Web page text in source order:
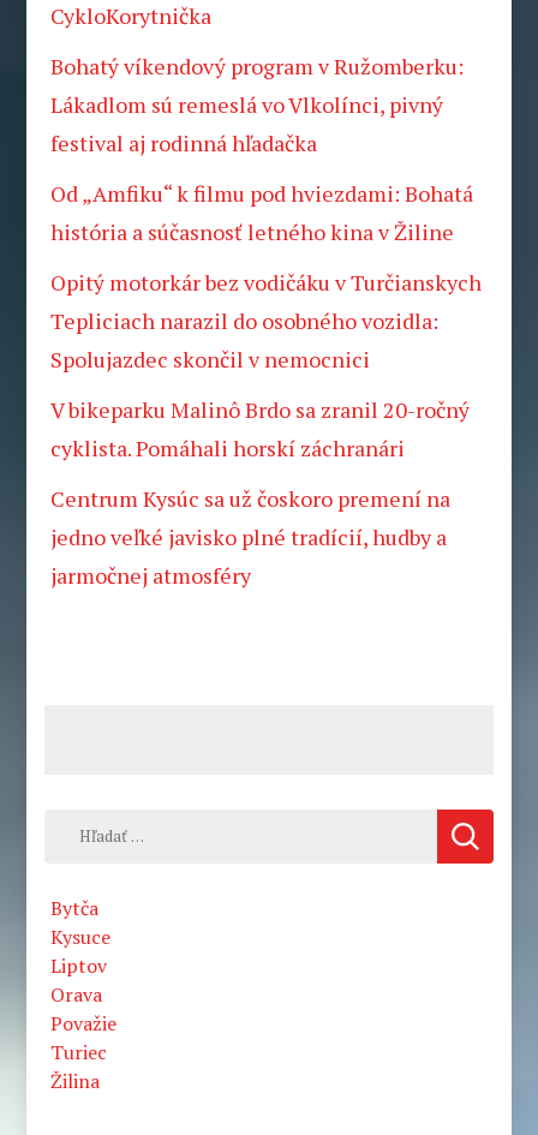
CykloKorytnička
Bohatý víkendový program v Ružomberku:
Lákadlom sú remeslá vo Vlkolínci, pivný
festival aj rodinná hľadačka
Od „Amfiku“ k filmu pod hviezdami: Bohatá
história a súčasnosť letného kina v Žiline
Opitý motorkár bez vodičáku v Turčianskych
Tepliciach narazil do osobného vozidla:
Spolujazdec skončil v nemocnici
V bikeparku Malinô Brdo sa zranil 20-ročný
cyklista. Pomáhali horskí záchranári
Centrum Kysúc sa už čoskoro premení na
jedno veľké javisko plné tradícií, hudby a
jarmočnej atmosféry
Hľadať:
Bytča
Kysuce
Liptov
Orava
Považie
Turiec
Žilina